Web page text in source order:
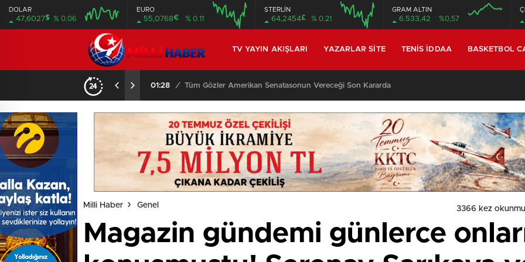
DOLAR
47,6027$ % 0.06
EURO
55,0768€ % 0.11
STERLİN
64,2454£ % 0.21
GRAM ALTIN
6.533,42 %0,57
TV YAYIN AKIŞLARI YAZARLAR SITE TENIS İDDAA BASKETBOL
01:28 / Tüm Gözler Amerikan Senatasonun Vereceği Son Kararda
Milli Haber Genel 3366 kez
Magazin gündemi günlerce